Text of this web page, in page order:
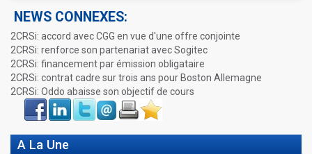
NEWS CONNEXES:
2CRSi: accord avec CGG en vue d'une offre conjointe
2CRSi: renforce son partenariat avec Sogitec
2CRSi: financement par émission obligataire
2CRSi: contrat cadre sur trois ans pour Boston Allemagne
2CRSi: Oddo abaisse son objectif de cours
Face
book
LinkIn Twitter Envoyer ImprimerFavoris
A La Une